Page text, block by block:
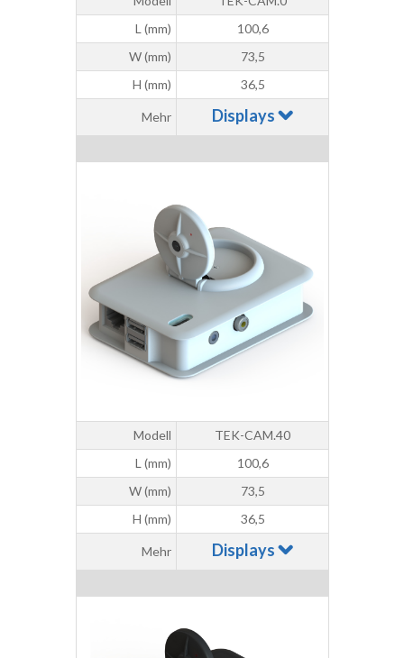
L (mm)
100,6
W (mm)
73,5
H (mm)
36,5
Mehr Displays
Modell
TEK-CAM.40
L (mm)
100,6
W (mm)
73,5
H (mm)
36,5
Mehr Displays